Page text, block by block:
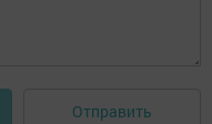
Отправить